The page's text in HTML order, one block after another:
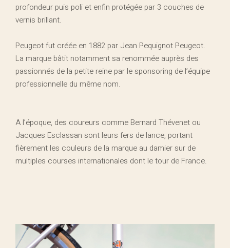
profondeur puis poli et enfin protégée par 3 couches de
vernis brillant.
Peugeot fut créée en 1882 par Jean Pequignot Peugeot.
La marque bâtit notamment sa renommée auprès des
passionnés de la petite reine par le sponsoring de l’équipe
professionnelle du même nom.
A l’époque, des coureurs comme Bernard Thévenet ou
Jacques Esclassan sont leurs fers de lance, portant
fièrement les couleurs de la marque au damier sur de
multiples courses internationales dont le tour de France.